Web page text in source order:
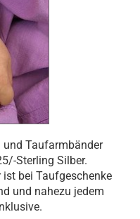
und Taufarmbänder
Sterling Silber.
bei Taufgeschenke
und nahezu jedem